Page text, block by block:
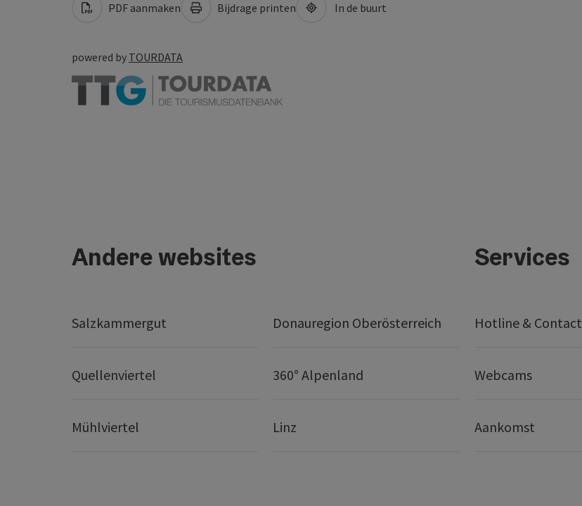
PDF aanmaken Bijdrage printen In de buurt
powered by TOURDATA
Andere websites
Salzkammergut Donauregion Oberösterreich
Quellenviertel 360° Alpenland
Mühlviertel Linz
Services
Hotline & Contact
Webcams
Aankomst